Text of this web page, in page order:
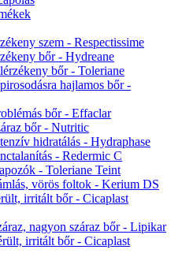
szem - Respectissime
bőr - Hydreane
bőr - Toleriane
hajlamos bőr -
bőr - Effaclar
bőr - Nutritic
hidratálás - Hydraphase
- Redermic C
- Toleriane Teint
vörös foltok - Kerium DS
irritált bőr - Cicaplast
nagyon száraz bőr - Lipikar
irritált bőr - Cicaplast